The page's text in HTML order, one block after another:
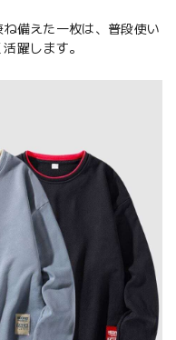
備えた一枚は、普段使い
躍します。